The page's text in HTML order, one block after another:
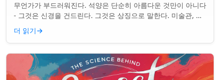
무언가가 부드러워진다. 석양은 단순히 아름다운 것만이 아니다
- 그것은 신경을 건드린다. 그것은 상징으로 말한다. 미술관, 화
면, 그리고 우리가 말하는 ...
더 읽기→